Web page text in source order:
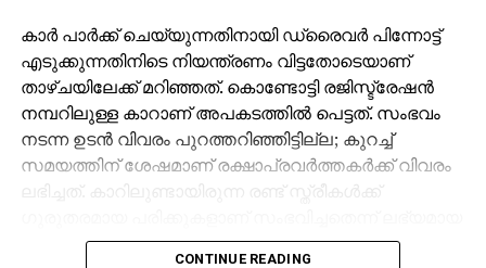
കാര്‍ പാര്‍ക്ക് ചെയ്യുന്നതിനായി ഡ്രൈവര്‍ പിന്നോട്ട്
എടുക്കുന്നതിനിടെ നിയന്ത്രണം വിട്ടതോടെയാണ്
താഴ്ചയിലേക്ക് മറിഞ്ഞത്. കൊണ്ടോട്ടി രജിസ്ട്രേഷന്‍
നമ്പറിലുള്ള കാറാണ് അപകടത്തില്‍ പെട്ടത്. സംഭവം
നടന്ന ഉടന്‍ വിവരം പുറത്തറിഞ്ഞിട്ടില്ല; കുറച്ച്
സമയത്തിന് ശേഷമാണ് രക്ഷാപ്രവര്‍ത്തകര്‍ക്ക് വിവരം
ലഭിച്ചത്. കാറിലുണ്ടായിരുന്ന രണ്ട് സ്ത്രീകള്‍ക്ക്
വിവരങ്ങള്‍ വ്യക്തമാക്കുന്നു.
CONTINUE READING